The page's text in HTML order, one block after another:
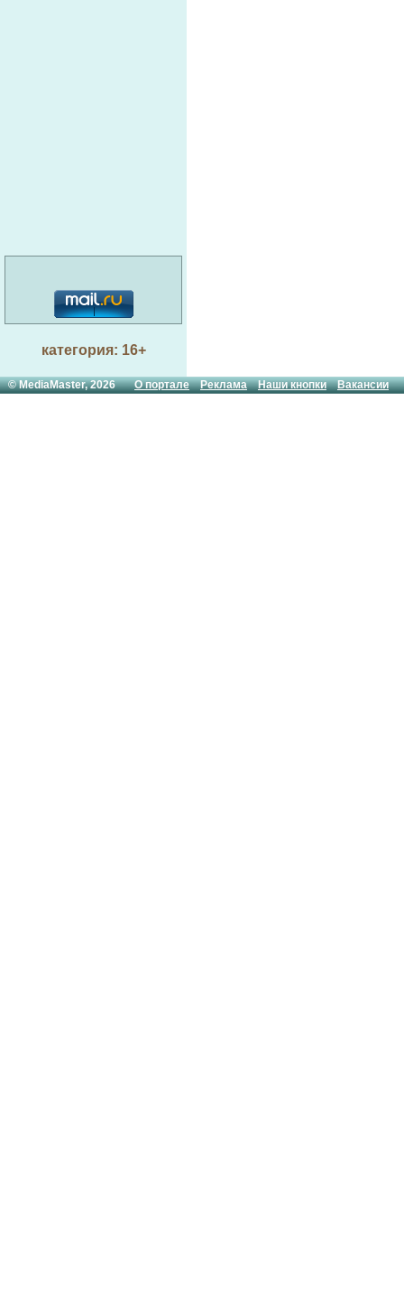
категория: 16+
© MediaMaster, 2026О портале Реклама Наши кнопки Вакансии